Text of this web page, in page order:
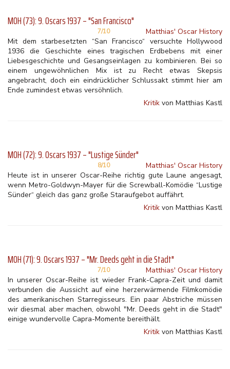
MOH (73): 9. Oscars 1937 – "San Francisco"
7/10
Matthias' Oscar History
Mit dem starbesetzten “San Francisco“ versuchte Hollywood
1936 die Geschichte eines tragischen Erdbebens mit einer
Liebesgeschichte und Gesangseinlagen zu kombinieren. Bei so
einem ungewöhnlichen Mix ist zu Recht etwas Skepsis
angebracht, doch ein eindrücklicher Schlussakt stimmt hier am
Ende zumindest etwas versöhnlich.
Kritik von Matthias Kastl
MOH (72): 9. Oscars 1937 – "Lustige Sünder"
8/10
Matthias' Oscar History
Heute ist in unserer Oscar-Reihe richtig gute Laune angesagt,
wenn Metro-Goldwyn-Mayer für die Screwball-Komödie “Lustige
Sünder“ gleich das ganz große Staraufgebot auffährt.
Kritik von Matthias Kastl
MOH (71): 9. Oscars 1937 – "Mr. Deeds geht in die Stadt"
7/10
Matthias' Oscar History
In unserer Oscar-Reihe ist wieder Frank-Capra-Zeit und damit
verbunden die Aussicht auf eine herzerwärmende Filmkomödie
des amerikanischen Starregisseurs. Ein paar Abstriche müssen
wir diesmal aber machen, obwohl "Mr. Deeds geht in die Stadt"
einige wundervolle Capra-Momente bereithält.
Kritik von Matthias Kastl